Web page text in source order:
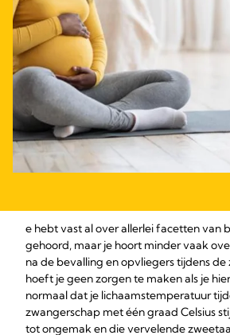
e hebt vast al over allerlei facetten van
gehoord, maar je hoort minder vaak
na de bevalling en opvliegers tijdens de
hoeft je geen zorgen te maken als je
normaal dat je lichaamstemperatuur
zwangerschap met één graad Celsius
tot ongemak en die vervelende